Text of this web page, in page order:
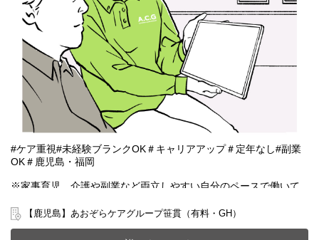
#ケア重視#未経験ブランクOK＃キャリアアップ＃定年なし#副業
OK＃鹿児島・福岡
※家事育児、介護や副業など両立しやすい自分のペースで働いて
鹿児島市小松原にある有料老人ホーム(定員36名)と共同生活援助
【鹿児島】あおぞらケアグループ笹貫（有料・GH）